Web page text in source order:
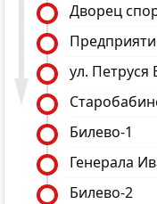
Дворец
ул. Петруся
Билево-1
Генерала
Билево-2